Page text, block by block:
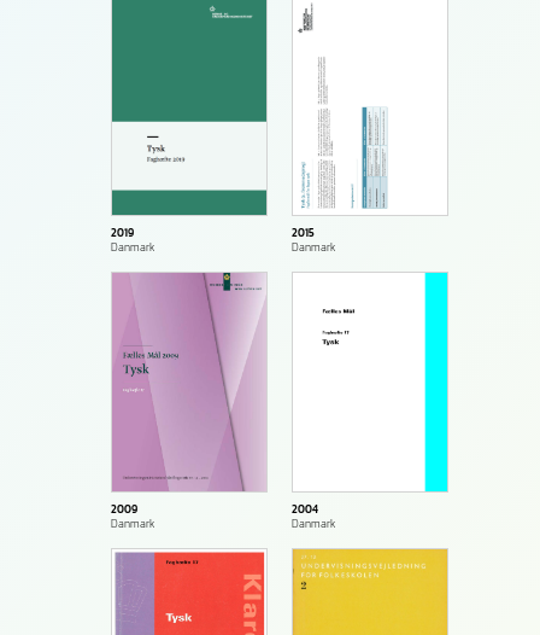
2019
Danmark
2015
Danmark
2009
Danmark
2004
Danmark